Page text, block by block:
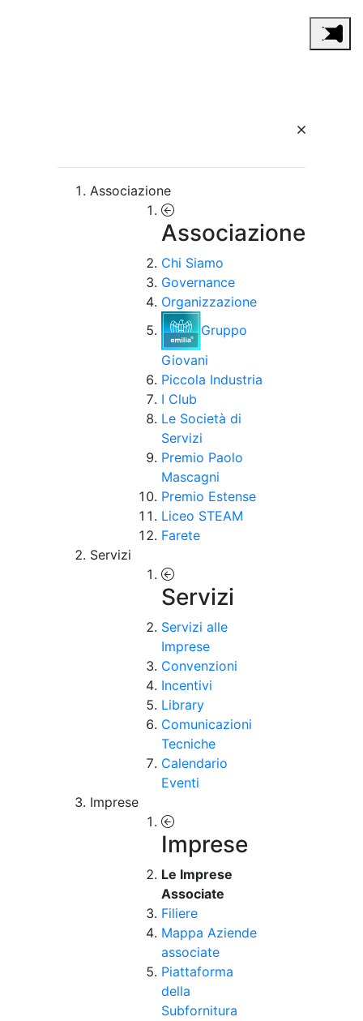
Associazione
Associazione
Chi Siamo
Governance
Organizzazione
Gruppo
Giovani
Piccola Industria
I Club
Le Società di
Servizi
Premio Paolo
Mascagni
Premio Estense
Liceo STEAM
Farete
Servizi
Servizi
Servizi alle
Imprese
Convenzioni
Incentivi
Library
Comunicazioni
Tecniche
Calendario
Eventi
Imprese
Imprese
Le Imprese
Associate
Filiere
Mappa Aziende
associate
Piattaforma
della
Subfornitura